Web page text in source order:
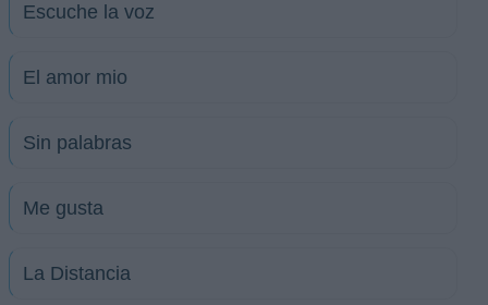
Escuche la voz
El amor mio
Sin palabras
Me gusta
La Distancia